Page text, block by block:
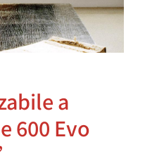
a
600 Evo